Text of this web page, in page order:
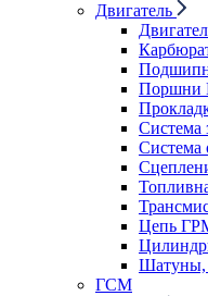
Двигатель
Система
Система
Цепь
Шатуны,
ГСМ